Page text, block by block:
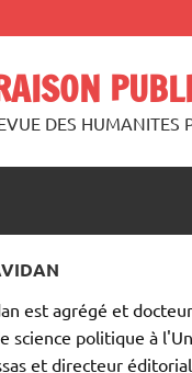
DES HUMANITES
est agrégé et
science politique à
et directeur